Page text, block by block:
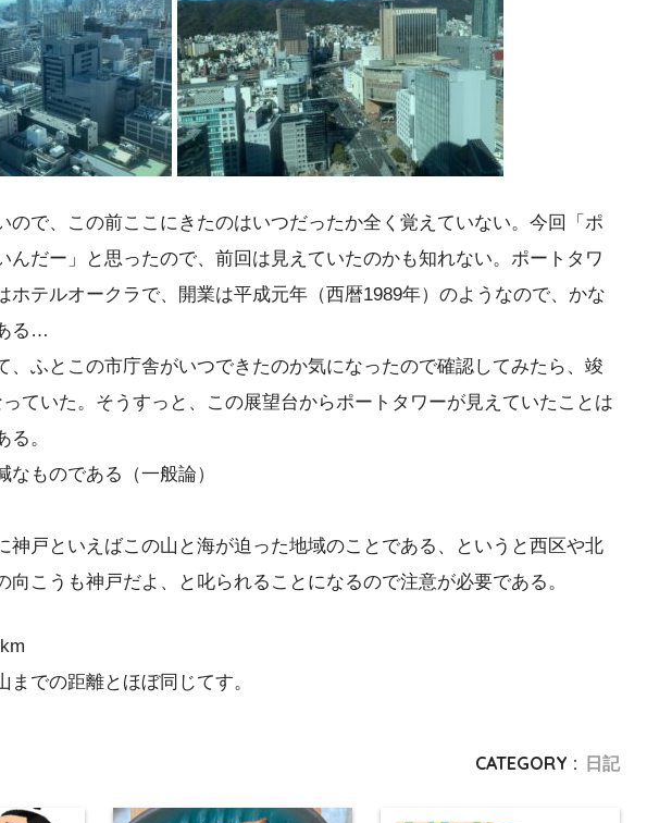
ので、この前ここにきたのはいつだったか全く覚えていない。今回「ポ
んだー」と思ったので、前回は見えていたのかも知れない。ポートタワ
ホテルオークラで、開業は平成元年（西暦1989年）のようなので、かな
る…
、ふとこの市庁舎がいつできたのか気になったので確認してみたら、竣
ていた。そうすっと、この展望台からポートタワーが見えていたことは
。
なものである（一般論）
神戸といえばこの山と海が迫った地域のことである、というと西区や北
向こうも神戸だよ、と叱られることになるので注意が必要である。
までの距離とほぼ同じてす。
CATEGORY : 日記